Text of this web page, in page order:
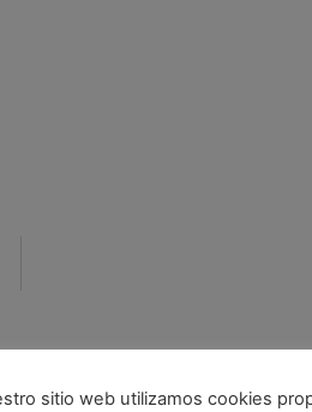
sitio web utilizamos cookies